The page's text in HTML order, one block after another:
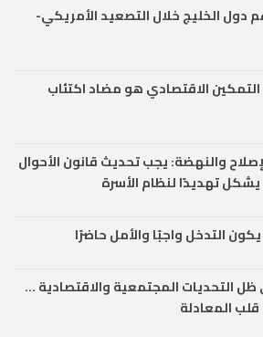
دول الخليج خلال التصعيد الأمريكي-
الاقتصادي هو مضاد اكتئاب
والنهضة: يجب تحديث قانون الأحوال
تهديدًا لنظام الأسرة
التدخل واجبًا والأمل حاضرًا
التحديات المجتمعية والاقتصادية …
المعادلة